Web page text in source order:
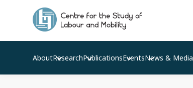
AboutResearchPublicationsEventsNews & Media